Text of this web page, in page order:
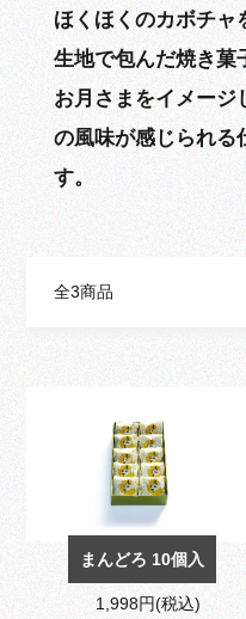
ほくほくのカボチャ
生地で包んだ焼き菓
お月さまをイメージ
の風味が感じられる
す。
全3商品
まんどろ 10個入
1,998円(税込)